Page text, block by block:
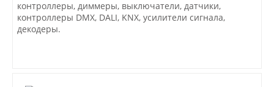
контроллеры, диммеры, выключатели, датчики,
контроллеры DMX, DALI, KNX, усилители сигнала,
декодеры.